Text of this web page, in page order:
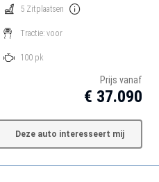
5 Zitplaatsen
Tractie: voor
100 pk
Prijs vanaf
€ 37.090
Deze auto interesseert mij